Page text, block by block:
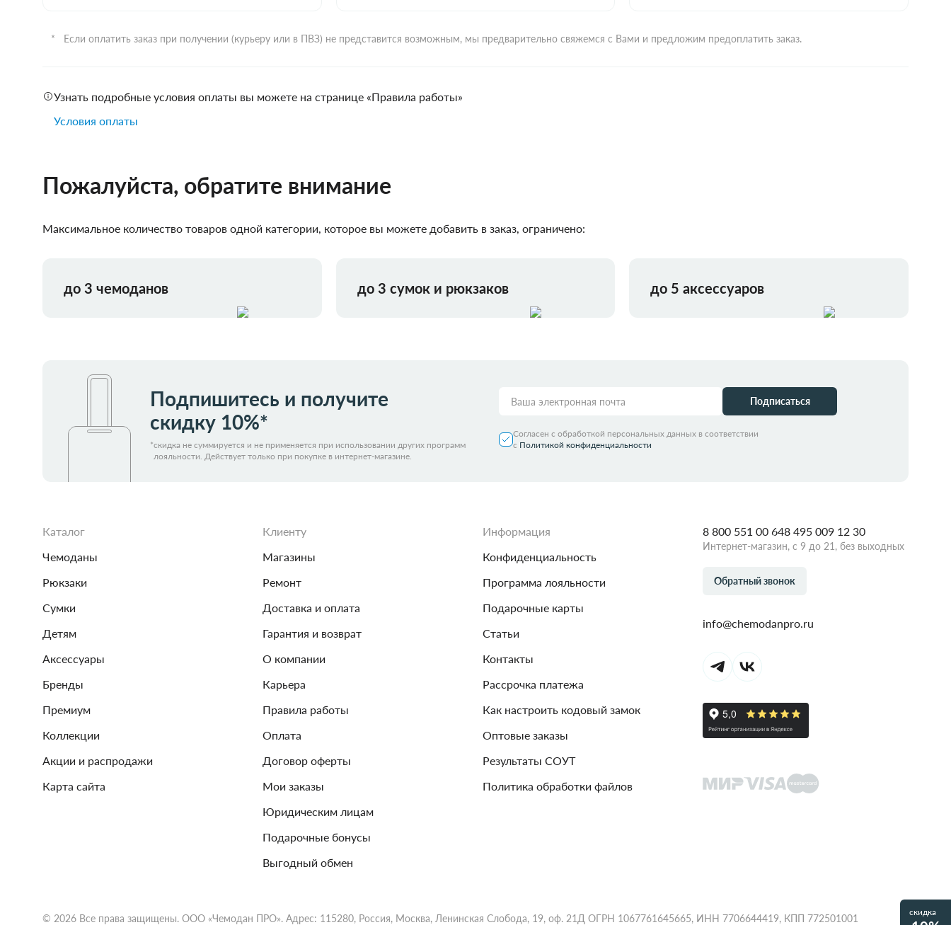
Если оплатить заказ при получении (курьеру или в ПВЗ) не представится возможным, мы предварительно свяжемся с Вами и предложим предоплатить заказ.
Узнать подробные условия оплаты вы можете на странице «Правила работы»
Условия оплаты
Пожалуйста, обратите внимание
Максимальное количество товаров одной категории, которое вы можете добавить в заказ, ограничено:
до 3 чемоданов до 3 сумок и рюкзаков до 5 аксессуаров
Подпишитесь и получите
скидку 10%*
*скидка не суммируется и не применяется при использовании других программ
лояльности. Действует только при покупке в интернет-магазине.
Подписаться
Согласен с обработкой персональных данных в соответствии
с Политикой конфиденциальности
Каталог
Чемоданы
Рюкзаки
Сумки
Детям
Аксессуары
Бренды
Премиум
Коллекции
Акции и распродажи
Карта сайта
Клиенту
Магазины
Ремонт
Доставка и оплата
Гарантия и возврат
О компании
Карьера
Правила работы
Оплата
Договор оферты
Мои заказы
Юридическим лицам
Подарочные бонусы
Выгодный обмен
Информация
Конфиденциальность
Программа лояльности
Подарочные карты
Статьи
Контакты
Рассрочка платежа
Как настроить кодовый замок
Оптовые заказы
Результаты СОУТ
Политика обработки файлов
8 800 551 00 648 495 009 12 30
Интернет-магазин, с 9 до 21, без выходных
Обратный звонок
info@chemodanpro.ru
© 2026 Все права защищены. ООО «Чемодан ПРО». Адрес: 115280, Россия, Москва, Ленинская Слобода, 19, оф. 21Д ОГРН 1067761645665, ИНН 7706644419, КПП 772501001
скидка